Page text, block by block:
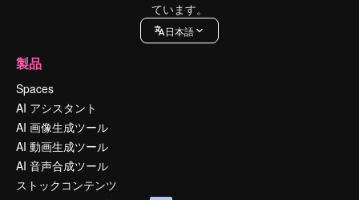
ています。
日本語
製品
Spaces
AI アシスタント
AI 画像生成ツール
AI 動画生成ツール
AI 音声合成ツール
ストックコンテンツ